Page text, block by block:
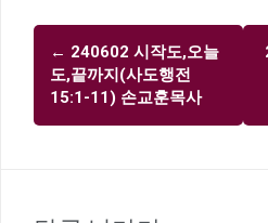
글
내
비
게
← 240602 시작도,오늘
도,끝까지(사도행전
15:1-11) 손교훈목사